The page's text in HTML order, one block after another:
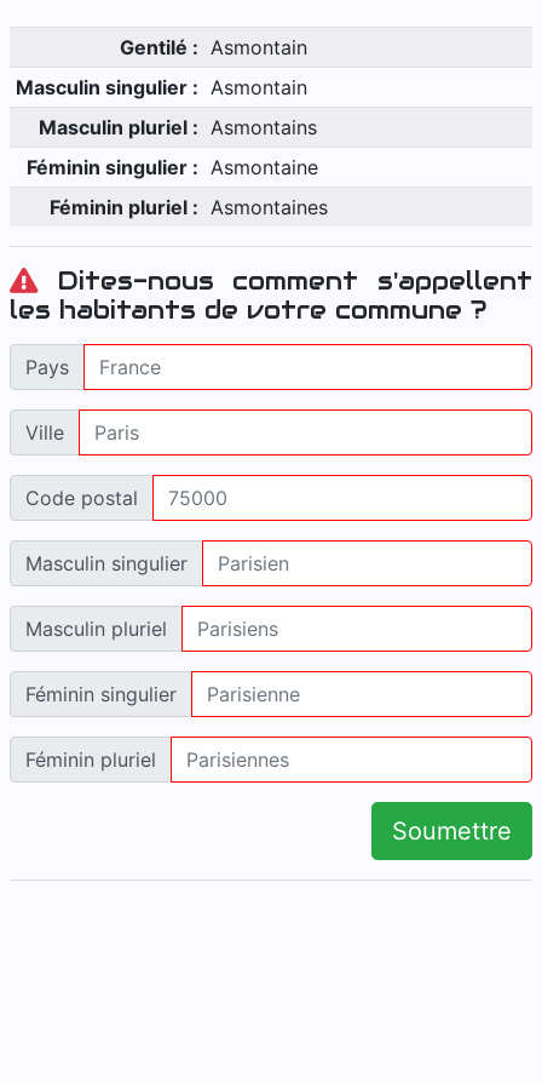
Gentilé : Asmontain
Masculin singulier : Asmontain
Masculin pluriel : Asmontains
Féminin singulier : Asmontaine
Féminin pluriel : Asmontaines
Dites-nous comment s'appellent
les habitants de votre commune ?
Pays
Ville
Code postal
Masculin singulier
Masculin pluriel
Féminin singulier
Féminin pluriel
Soumettre